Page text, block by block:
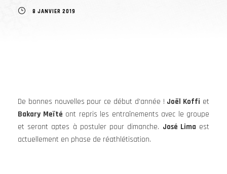
8 JANVIER 2019
De bonnes nouvelles pour ce début d’année ! Joël Koffi et
Bakary Meïté ont repris les entraînements avec le groupe
et seront aptes à postuler pour dimanche. José Lima est
actuellement en phase de réathlétisation.